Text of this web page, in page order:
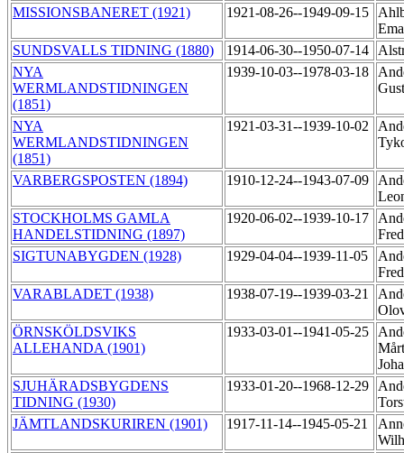
MISSIONSBANERET (1921)
1921-08-26--1949-09-15
SUNDSVALLS TIDNING (1880)
1914-06-30--1950-07-14
NYA
WERMLANDSTIDNINGEN
(1851)
1939-10-03--1978-03-18
NYA
WERMLANDSTIDNINGEN
(1851)
1921-03-31--1939-10-02
VARBERGSPOSTEN (1894) 1910-12-24--1943-07-09
STOCKHOLMS GAMLA
HANDELSTIDNING (1897)
1920-06-02--1939-10-17
SIGTUNABYGDEN (1928)
1929-04-04--1939-11-05
VARABLADET (1938)
1938-07-19--1939-03-21
ÖRNSKÖLDSVIKS
ALLEHANDA (1901)
1933-03-01--1941-05-25
SJUHÄRADSBYGDENS
TIDNING (1930)
1933-01-20--1968-12-29
JÄMTLANDSKURIREN (1901)
1917-11-14--1945-05-21